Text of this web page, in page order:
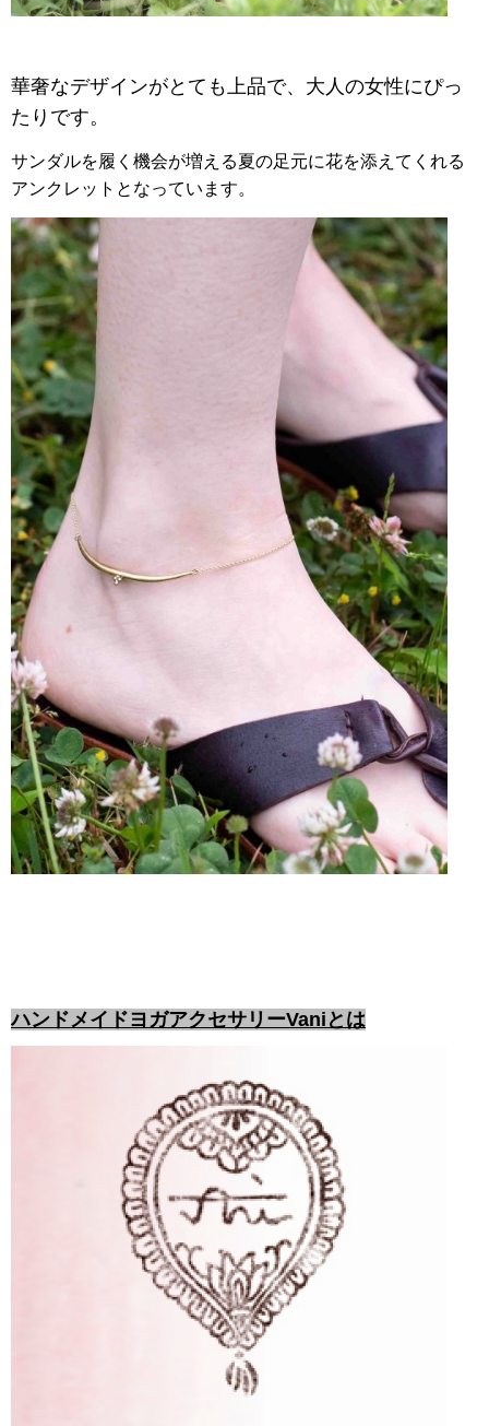
華奢なデザインがとても上品で、大人の女性にぴっ
たりです。
サンダルを履く機会が増える夏の足元に花を添えてくれる
アンクレットとなっています。
ハンドメイドヨガアクセサリーVaniとは